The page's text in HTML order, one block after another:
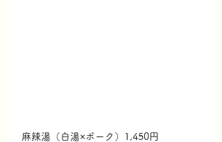
麻辣湯（白湯×ポーク）1,450円